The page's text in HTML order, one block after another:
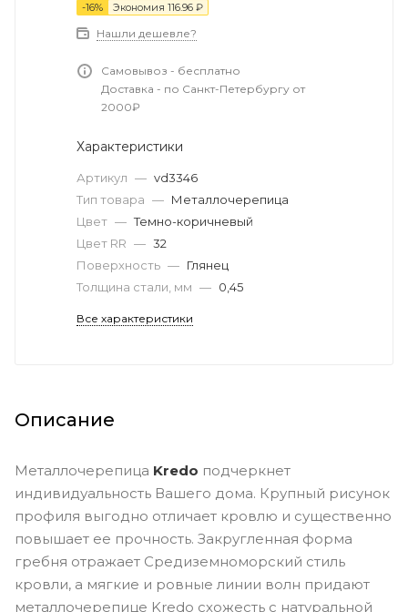
-16% Экономия 116.96 ₽
Нашли дешевле?
Самовывоз - бесплатно
Доставка - по Санкт-Петербургу от
2000₽
Характеристики
Артикул — vd3346
Тип товара — Металлочерепица
Цвет — Темно-коричневый
Цвет RR — 32
Поверхность — Глянец
Толщина стали, мм — 0,45
Все характеристики
Описание
Металлочерепица Kredo подчеркнет
индивидуальность Вашего дома. Крупный рисунок
профиля выгодно отличает кровлю и существенно
повышает ее прочность. Закругленная форма
гребня отражает Средиземноморский стиль
кровли, а мягкие и ровные линии волн придают
металлочерепице Kredo схожесть с натуральной